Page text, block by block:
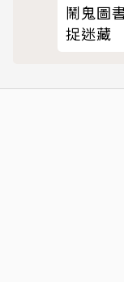
鬧鬼圖
捉迷藏